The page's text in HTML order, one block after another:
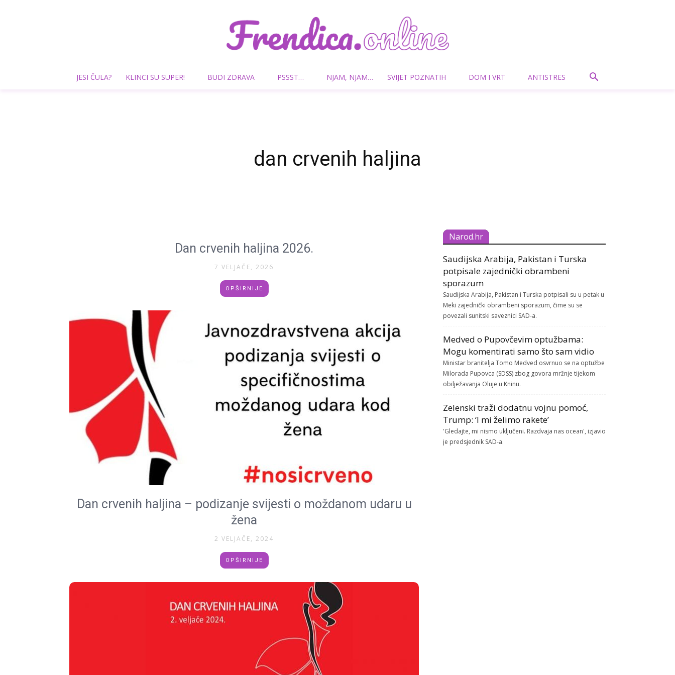
Frendica.online
JESI ČULA? KLINCI SU SUPER! BUDI ZDRAVA PSSST… NJAM, NJAM… SVIJET POZNATIH DOM I VRT ANTISTRES
dan crvenih haljina
Dan crvenih haljina 2026.
7 VELJAČE, 2026
OPŠIRNIJE
Dan crvenih haljina – podizanje svijesti o moždanom udaru u
žena
2 VELJAČE, 2024
OPŠIRNIJE
Narod.hr
Saudijska Arabija, Pakistan i Turska
potpisale zajednički obrambeni
sporazum
Saudijska Arabija, Pakistan i Turska potpisali su u petak u
Meki zajednički obrambeni sporazum, čime su se
povezali sunitski saveznici SAD-a.
Medved o Pupovčevim optužbama:
Mogu komentirati samo što sam vidio
Ministar branitelja Tomo Medved osvrnuo se na optužbe
Milorada Pupovca (SDSS) zbog govora mržnje tijekom
obilježavanja Oluje u Kninu.
Zelenski traži dodatnu vojnu pomoć,
Trump: ‘I mi želimo rakete’
'Gledajte, mi nismo uključeni. Razdvaja nas ocean', izjavio
je predsjednik SAD-a.